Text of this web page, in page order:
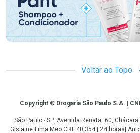
Voltar ao Topo
CopyrightCopyright © Drogaria São Paulo S.A. |
São Paulo - SP: Avenida Renata, 60,
Gislaine Lima Meo CRF 40.354 | 24 horas|